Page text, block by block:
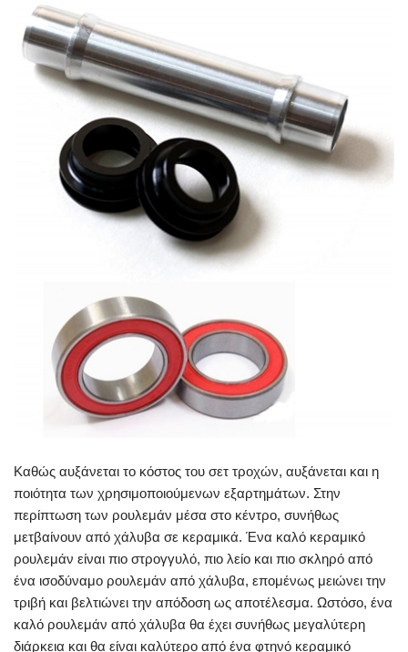
Καθώς αυξάνεται το κόστος του σετ τροχών, αυξάνεται και η
ποιότητα των χρησιμοποιούμενων εξαρτημάτων. Στην
περίπτωση των ρουλεμάν μέσα στο κέντρο, συνήθως
μετβαίνουν από χάλυβα σε κεραμικά. Ένα καλό κεραμικό
ρουλεμάν είναι πιο στρογγυλό, πιο λείο και πιο σκληρό από
ένα ισοδύναμο ρουλεμάν από χάλυβα, επομένως μειώνει την
τριβή και βελτιώνει την απόδοση ως αποτέλεσμα. Ωστόσο, ένα
καλό ρουλεμάν από χάλυβα θα έχει συνήθως μεγαλύτερη
διάρκεια και θα είναι καλύτερο από ένα φτηνό κεραμικό